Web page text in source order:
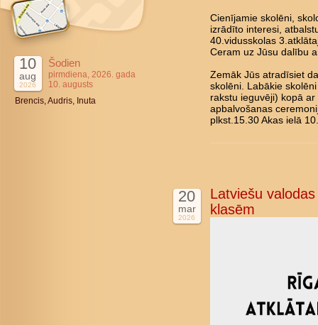
10
aug
2026
Šodien
pirmdiena, 2026. gada
10. augusts
Brencis, Audris, Inuta
Cienījamie skolēni,
izrādīto interesi,
40.vidusskolas
Ceram uz Jūsu dalību
Zemāk Jūs atradīsiet
skolēni. Labākie
rakstu ieguvēji) kopā
apbalvošanas
plkst.15.30 Akas ielā 10.
20
mar
2026
Latviešu
klasēm